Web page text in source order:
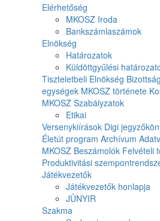
Elérhetőség
MKOSZ Iroda
Bankszámlaszámok
Elnökség
Határozatok
Küldöttgyűlési
Tiszteletbeli Elnökség
egységek MKOSZ története
MKOSZ Szabályzatok
Etikai
Versenykiírások Digi
Életút program Archívum
MKOSZ Beszámolók Felvételi
Produktivitási
Játékvezetők
Játékvezetők honlapja
JÜNYIR
Szakma